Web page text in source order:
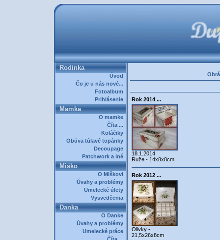
Rodinka
Úvod
Čo je u nás nové...
Fotoalbum
Prihlásenie
Mamka
O mamke
Číta ...
Koláčiky
Obúva túlavé topánky
Decoupage
Patchwork a iné
Miško
O Miškovi
Úvahy a problémy
Umelecké úlety
Vysvedčenia
Danka
O Danke
Úvahy a problémy
Umelecké práce
Rok 2014 ...
18.1.2014
Ruže - 14x8x8cm
Rok 2012 ...
Olivky -
21,5x26x8cm